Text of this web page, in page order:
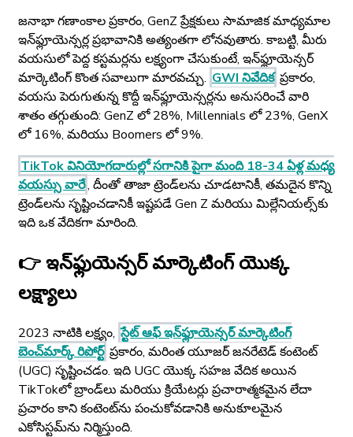
జనాభా గణాంకాల ప్రకారం, GenZ ప్రేక్షకులు సామాజిక మాధ్యమాల
ఇన్‌ఫ్లూయెన్సర్ల ప్రభావానికి అత్యంతగా లోనవుతారు. కాబట్టి, మీరు
వయసులో పెద్ద కస్టమర్లను లక్ష్యంగా చేసుకుంటే, ఇన్‌ఫ్లూయెన్సర్
మార్కెటింగ్ కొంత సవాలుగా మారవచ్చు. GWI నివేదిక ప్రకారం,
వయసు పెరుగుతున్న కొద్దీ ఇన్‌ఫ్లూయెన్సర్లను అనుసరించే వారి
శాతం తగ్గుతుంది: GenZ లో 28%, Millennials లో 23%, GenX
లో 16%, మరియు Boomers లో 9%.
TikTok వినియోగదారుల్లో సగానికి పైగా మంది 18-34 ఏళ్ల మధ్య
వయస్సు వారే, దీంతో తాజా ట్రెండ్‌లను చూడటానికీ, తమదైన కొన్ని
ట్రెండ్‌లను సృష్టించడానికీ ఇష్టపడే Gen Z మరియు మిల్లేనియల్స్‌కు
ఇది ఒక వేదికగా మారింది.
👉 ఇన్‌ఫ్లుయెన్సర్ మార్కెటింగ్ యొక్క
లక్ష్యాలు
2023 నాటికి లక్ష్యం, స్టేట్ ఆఫ్ ఇన్‌ఫ్లూయెన్సర్ మార్కెటింగ్
బెంచ్‌మార్క్ రిపోర్ట్ ప్రకారం, మరింత యూజర్ జనరేటెడ్ కంటెంట్
(UGC) సృష్టించడం. ఇది UGC యొక్క సహజ వేదిక అయిన
TikTok‌లో బ్రాండ్‌లు మరియు క్రియేటర్లు ప్రచారాత్మకమైన లేదా
ప్రచారం కాని కంటెంట్‌ను పంచుకోవడానికి అనుకూలమైన
ఎకోసిస్టమ్‌ను నిర్మిస్తుంది.